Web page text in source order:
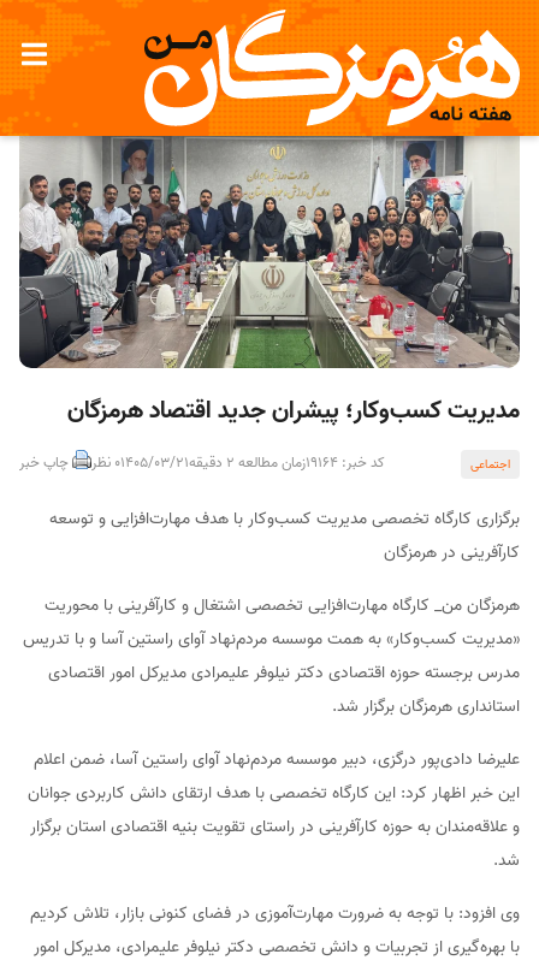
مدیریت کسب‌وکار؛ پیشران جدید اقتصاد هرمزگان
اجتماعی کد خبر: 19164 زمان مطالعه 2 دقیقه 1405/03/210 نظر چاپ خبر
برگزاری کارگاه تخصصی مدیریت کسب‌وکار با هدف مهارت‌افزایی و توسعه
کارآفرینی در هرمزگان
هرمزگان من_ کارگاه مهارت‌افزایی تخصصی اشتغال و کارآفرینی با محوریت
«مدیریت کسب‌وکار» به همت موسسه مردم‌نهاد آوای راستین آسا و با تدریس
مدرس برجسته حوزه اقتصادی دکتر نیلوفر علیمرادی مدیرکل امور اقتصادی
استانداری هرمزگان برگزار شد.
علیرضا دادی‌پور درگزی، دبیر موسسه مردم‌نهاد آوای راستین آسا، ضمن اعلام
این خبر اظهار کرد: این کارگاه تخصصی با هدف ارتقای دانش کاربردی جوانان
و علاقه‌مندان به حوزه کارآفرینی در راستای تقویت بنیه اقتصادی استان برگزار
شد.
وی افزود: با توجه به ضرورت مهارت‌آموزی در فضای کنونی بازار، تلاش کردیم
با بهره‌گیری از تجربیات و دانش تخصصی دکتر نیلوفر علیمرادی، مدیرکل امور